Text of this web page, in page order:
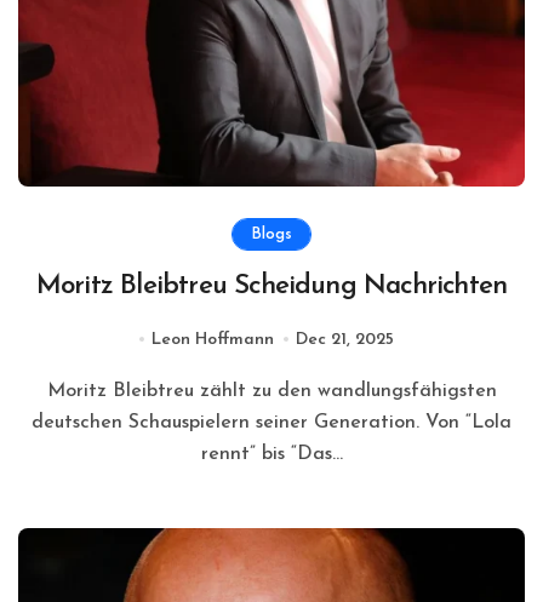
Blogs
Moritz Bleibtreu Scheidung Nachrichten
Leon Hoffmann Dec 21, 2025
Moritz Bleibtreu zählt zu den wandlungsfähigsten
deutschen Schauspielern seiner Generation. Von “Lola
rennt” bis “Das...